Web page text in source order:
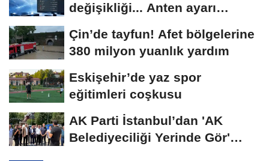
değişikliği... Anten ayarı
Çin’de tayfun! Afet bölgelerine
380 milyon yuanlık yardım
Eskişehir’de yaz spor
eğitimleri coşkusu
AK Parti İstanbul’dan 'AK
Belediyeciliği Yerinde Gör'